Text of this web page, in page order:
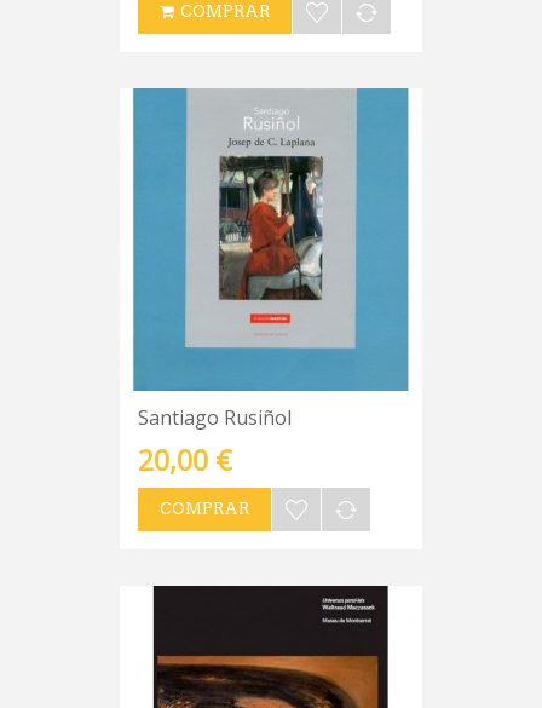
COMPRAR
Santiago Rusiñol
20,00 €
COMPRAR